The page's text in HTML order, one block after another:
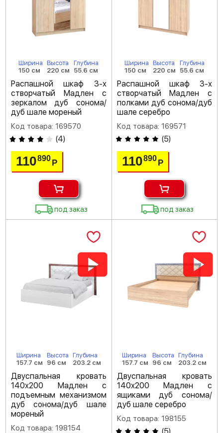
Ширина
150 см
Высота
220 см
Глубина
55.6 см
Распашной шкаф 3-х
створчатый Мадлен с
зеркалом дуб сонома/
дуб шале мореный
Код товара: 169570
(4)
110890Р
под заказ
Ширина
150 см
Высота
220 см
Глубина
55.6 см
Распашной шкаф 3-х
створчатый Мадлен с
полками дуб сонома/дуб
шале серебро
Код товара: 169571
(5)
110890 Р
под заказ
Ширина
157.7 см
Высота
96 см
Глубина
203.2 см
Двуспальная кровать
140х200 Мадлен с
подъемным механизмом
дуб сонома/дуб шале
мореный
Код товара: 198154
Ширина
157.7 см
Высота
96 см
Глубина
203.2 см
Двуспальная кровать
140х200 Мадлен с
ящиками дуб сонома/
дуб шале серебро
Код товара: 198155